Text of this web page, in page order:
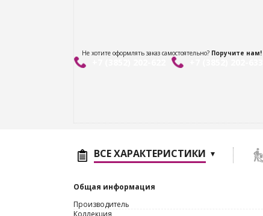
Не хотите оформлять заказ самостоятельно? Поручите нам!
ВСЕ ХАРАКТЕРИСТИКИ
Общая информация
Производитель
Коллекция